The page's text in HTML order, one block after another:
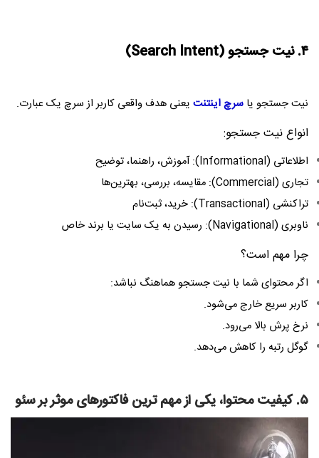
۴. نیت جستجو (Search Intent)
نیت جستجو یا سرچ اینتنت یعنی هدف واقعی کاربر از سرچ یک عبارت.
انواع نیت جستجو:
اطلاعاتی (Informational): آموزش، راهنما، توضیح
تجاری (Commercial): مقایسه، بررسی، بهترین‌ها
تراکنشی (Transactional): خرید، ثبت‌نام
ناوبری (Navigational): رسیدن به یک سایت یا برند خاص
چرا مهم است؟
اگر محتوای شما با نیت جستجو هماهنگ نباشد:
کاربر سریع خارج می‌شود.
نرخ پرش بالا می‌رود.
گوگل رتبه را کاهش می‌دهد.
۵. کیفیت محتوا، یکی از مهم ترین فاکتورهای موثر بر سئو